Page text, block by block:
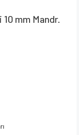
mm Mandr.